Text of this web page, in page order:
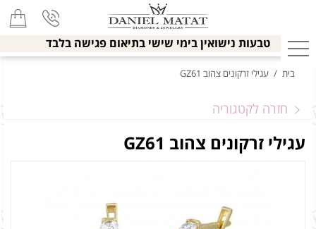
טבעות נישואין בימי שישי בתיאום פגישה בלבד
בית / עגילי זרקונים צהוב GZ61
חזרה לקטגוריה
עגילי זרקונים צהוב GZ61